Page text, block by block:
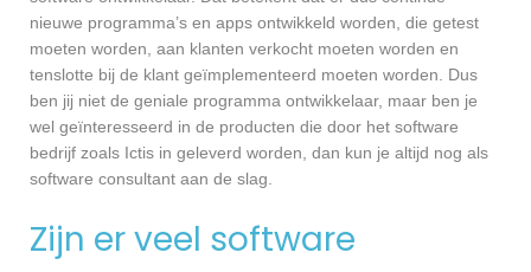
nieuwe programma’s en apps ontwikkeld worden, die getest
moeten worden, aan klanten verkocht moeten worden en
tenslotte bij de klant geïmplementeerd moeten worden. Dus
ben jij niet de geniale programma ontwikkelaar, maar ben je
wel geïnteresseerd in de producten die door het software
bedrijf zoals Ictis in geleverd worden, dan kun je altijd nog als
software consultant aan de slag.
Zijn er veel software